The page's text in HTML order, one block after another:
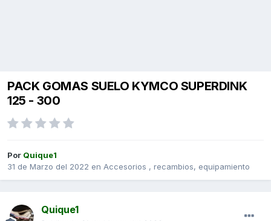
PACK GOMAS SUELO KYMCO SUPERDINK
125 - 300
Por Quique1
31 de Marzo del 2022 en Accesorios , recambios, equipamiento
Quique1